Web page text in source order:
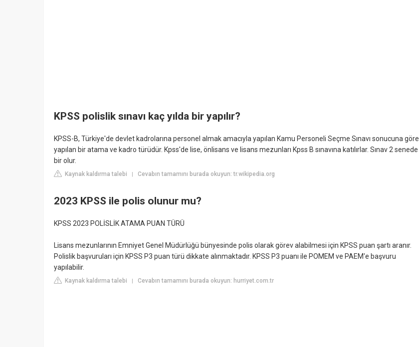
KPSS polislik sınavı kaç yılda bir yapılır?
KPSS-B, Türkiye'de devlet kadrolarına personel almak amacıyla yapılan Kamu Personeli Seçme Sınavı sonucuna göre
yapılan bir atama ve kadro türüdür. Kpss'de lise, önlisans ve lisans mezunları Kpss B sınavına katılırlar. Sınav 2 senede
bir olur.
Kaynak kaldırma talebi Cevabın tamamını burada okuyun: tr.wikipedia.org
2023 KPSS ile polis olunur mu?
KPSS 2023 POLİSLİK ATAMA PUAN TÜRÜ
Lisans mezunlarının Emniyet Genel Müdürlüğü bünyesinde polis olarak görev alabilmesi için KPSS puan şartı aranır.
Polislik başvuruları için KPSS P3 puan türü dikkate alınmaktadır. KPSS P3 puanı ile POMEM ve PAEM'e başvuru
yapılabilir.
Kaynak kaldırma talebi Cevabın tamamını burada okuyun: hurriyet.com.tr